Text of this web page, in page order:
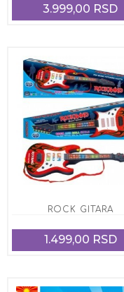
3.999,00 RSD
ROCK GITARA
1.499,00 RSD